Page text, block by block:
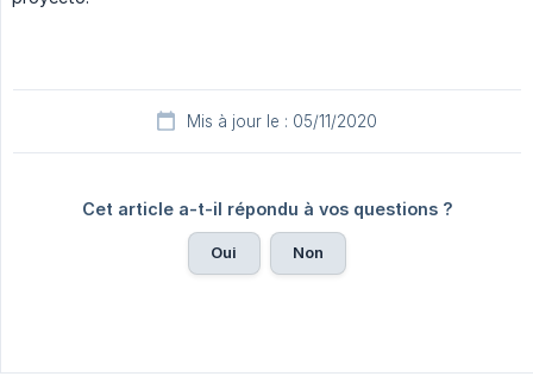
Mis à jour le : 05/11/2020
Cet article a-t-il répondu à vos questions ?
Oui Non